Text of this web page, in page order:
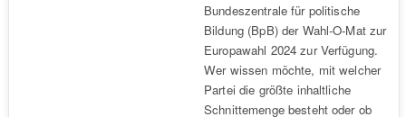
Bundeszentrale für politische
Bildung (BpB) der Wahl-O-Mat zur
Europawahl 2024 zur Verfügung.
Wer wissen möchte, mit welcher
Partei die größte inhaltliche
Schnittemenge besteht oder ob